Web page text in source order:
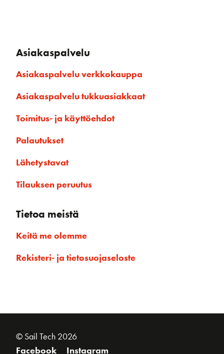
Asiakaspalvelu
Asiakaspalvelu verkkokauppa
Asiakaspalvelu tukkuasiakkaat
Toimitus- ja käyttöehdot
Palautukset
Lähetystavat
Tilauksen peruutus
Tietoa meistä
Keitä me olemme
Rekisteri- ja tietosuojaseloste
© Sail Tech 2026
Facebook
Instagram